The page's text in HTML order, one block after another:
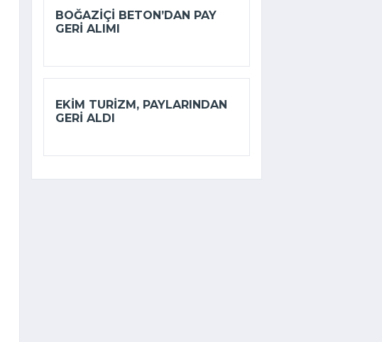
BOĞAZIÇI BETON’DAN PAY
GERI ALIMI
EKIM TURIZM, PAYLARINDAN
GERI ALDI